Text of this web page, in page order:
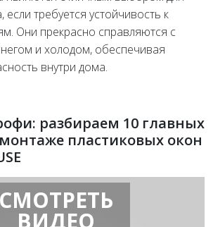
требуется устойчивость к
Они прекрасно справляются с
и холодом, обеспечивая
внутри дома.
разбираем 10 главных
пластиковых окон
СМОТРЕТЬ
ВИДЕО